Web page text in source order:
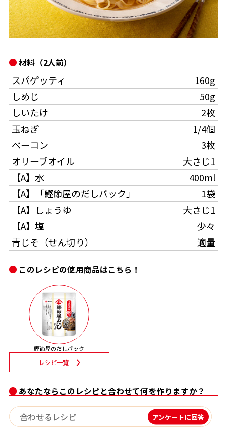
旨さ、別格。だし屋の鍋
サッと鍋®
楽チン屋®
新鮮一番 『氷熟®』
汁物レシピ
おいしいレシピを商品から探す
かつお節レシピ
めんつゆレシピ
割烹白だしレシピ
レシピ特設サイト
だし巻き卵特集
かつおだしが決め手！簡単茶碗蒸し
かつお節・だしをもっと知る
かつお節・だしを楽しむ
だしコミュ
- 百年対話
採用情報
- ジョブリターン制
ヤマキお客様相談室
オンラインショップ
Global
このレシピの使用商品はこちら！
鰹節屋のだしパック
レシピ一覧
あなたならこのレシピと合わせて何を作りますか？
アンケートに回答
材料（2人前）
スパゲッティ
160g
しめじ
50g
しいたけ
2枚
玉ねぎ
1/4個
ベーコン
3枚
オリーブオイル
大さじ1
【A】水
400ml
【A】「鰹節屋のだしパック」
1袋
【A】しょうゆ
大さじ1
【A】塩
少々
青じそ（せん切り）
適量